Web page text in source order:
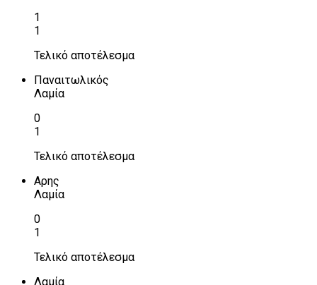
1
1
Τελικό αποτέλεσμα
Παναιτωλικός
Λαμία
0
1
Τελικό αποτέλεσμα
Αρης
Λαμία
0
1
Τελικό αποτέλεσμα
Λαμία